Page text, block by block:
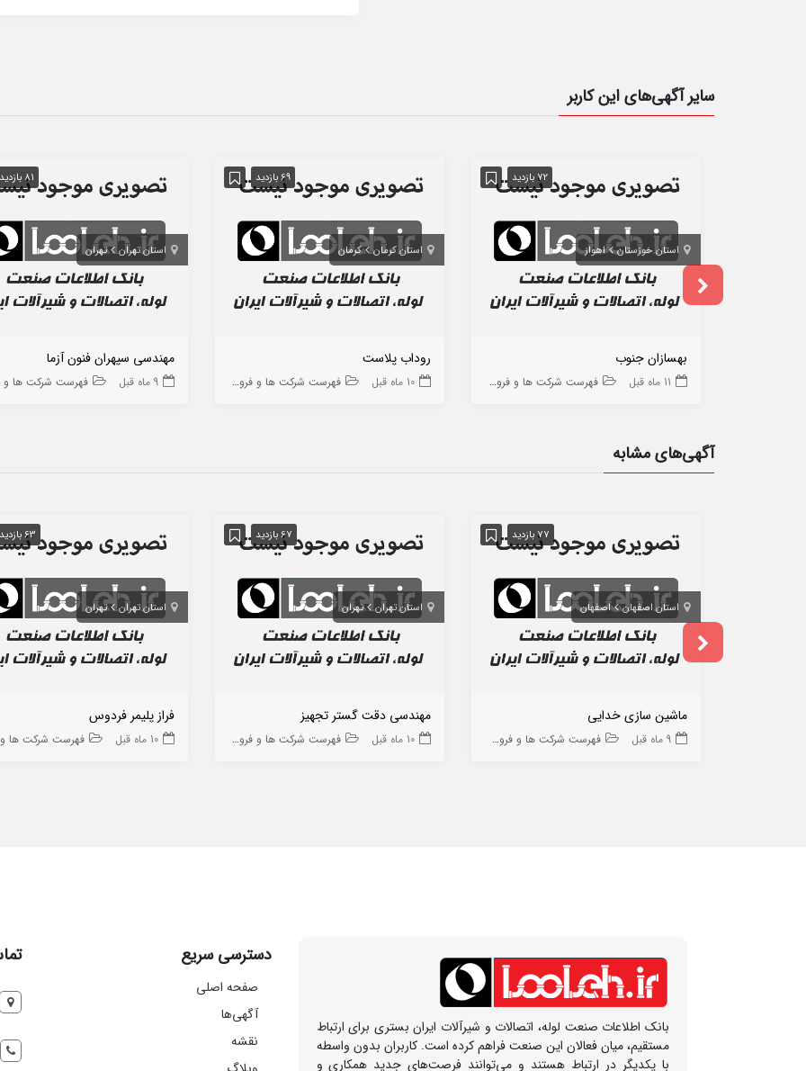
سایر آگهی‌های این کاربر
72 بازدید
استان خوزستان اهواز
بهسازان جنوب
11 ماه قبل فهرست شرکت ها و فروشگاه ها
69 بازدید
استان کرمان کرمان
روداب پلاست
10 ماه قبل فهرست شرکت ها و فروشگاه ها
81 بازدید
استان تهران تهران
مهندسی سپهران فنون آزما
9 ماه قبل فهرست شرکت ها و
آگهی‌های مشابه
77 بازدید
استان اصفهان اصفهان
ماشین سازی خدایی
9 ماه قبل فهرست شرکت ها و فروشگاه ها
67 بازدید
استان تهران تهران
مهندسی دقت گستر تجهیز
10 ماه قبل فهرست شرکت ها و فروشگاه ها
63 بازدید
استان تهران تهران
فراز پلیمر فردوس
10 ماه قبل فهرست شرکت ها و
بانک اطلاعات صنعت لوله، اتصالات و شیرآلات ایران بستری برای ارتباط
مستقیم، میان فعالان این صنعت فراهم کرده است. کاربران بدون واسطه
با یکدیگر در ارتباط هستند و می‌توانند فرصت‌های جدید همکاری و
دسترسی سریع
صفحه اصلی
آگهی‌ها
نقشه